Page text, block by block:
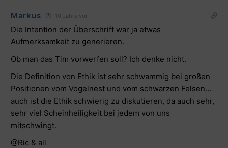
Markus 10 Jahre vor
Die Intention der Überschrift war ja etwas
Aufmerksamkeit zu generieren.
Ob man das Tim vorwerfen soll? Ich denke nicht.
Die Definition von Ethik ist sehr schwammig bei großen
Positionen vom Vogelnest und vom schwarzen Felsen…
auch ist die Ethik schwierig zu diskutieren, da auch sehr,
sehr viel Scheinheiligkeit bei jedem von uns
mitschwingt.
@Ric & all